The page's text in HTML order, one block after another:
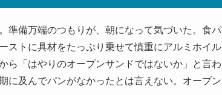
備万端のつもりが、朝になって気づいた。食パ
ストに具材をたっぷり乗せて慎重にアルミホイル
ら「はやりのオープンサンドではないか」と言わ
に及んでパンがなかったとは言えない。オープン